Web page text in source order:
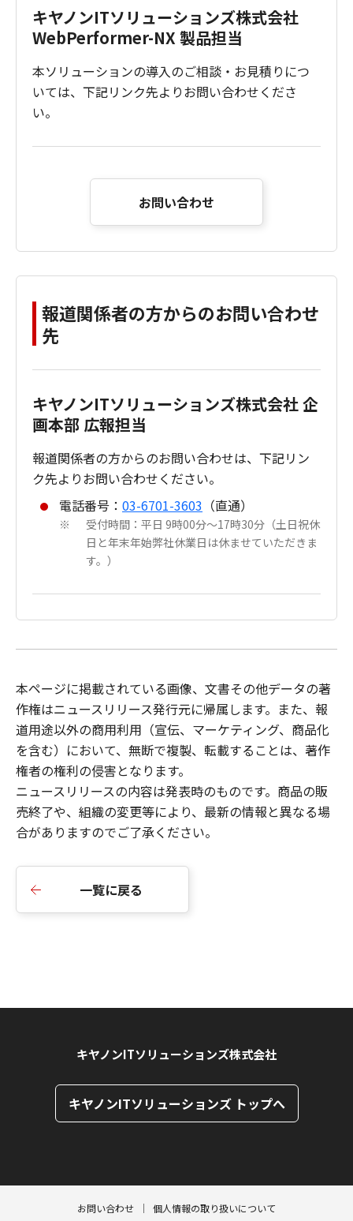
キヤノンITソリューションズ株式会社
WebPerformer-NX 製品担当
本ソリューションの導入のご相談・お見積りにつ
いては、下記リンク先よりお問い合わせくださ
い。
お問い合わせ
報道関係者の方からのお問い合わせ
先
キヤノンITソリューションズ株式会社 企
画本部 広報担当
報道関係者の方からのお問い合わせは、下記リン
ク先よりお問い合わせください。
電話番号： 03-6701-3603 （直通）
※
受付時間：平日 9時00分～17時30分（土日祝休
日と年末年始弊社休業日は休ませていただきま
す。）
本ページに掲載されている画像、文書その他データの著
作権はニュースリリース発行元に帰属します。また、報
道用途以外の商用利用（宣伝、マーケティング、商品化
を含む）において、無断で複製、転載することは、著作
権者の権利の侵害となります。
ニュースリリースの内容は発表時のものです。商品の販
売終了や、組織の変更等により、最新の情報と異なる場
合がありますのでご了承ください。
一覧に戻る
キヤノンITソリューションズ株式会社
キヤノンITソリューションズ トップへ
お問い合わせ 個人情報の取り扱いについて